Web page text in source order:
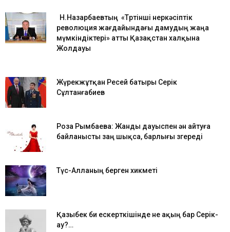
Н.Назарбаевтың «Төртінші өнеркәсіптік
революция жағдайындағы дамудың жаңа
мүмкіндіктері» атты Қазақстан халқына
Жолдауы
Жүрекжұтқан Ресей батыры Серік
Сұлтанғабиев
Роза Рымбаева: Жанды дауыспен ән айтуға
байланысты заң шықса, барлығы өзгереді
Түс-Алланың берген хикметі
Қазыбек би ескерткішінде не ақың бар Серік-
ау?…